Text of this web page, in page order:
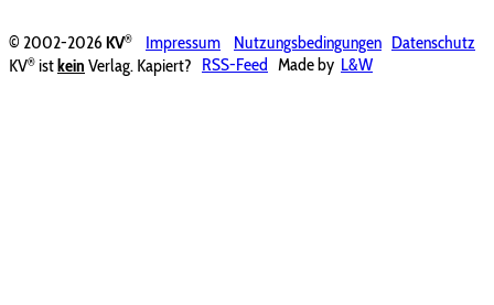
Ekelfaktor Hund und der Animefilm
(19.10.23)
Fehlende Danksagung(12.10.23)
© 2002-2026KV® Impressum Nutzungsbedingungen Datenschutz
KV® istkein Verlag. Kapiert? RSS-Feed Made by L&W